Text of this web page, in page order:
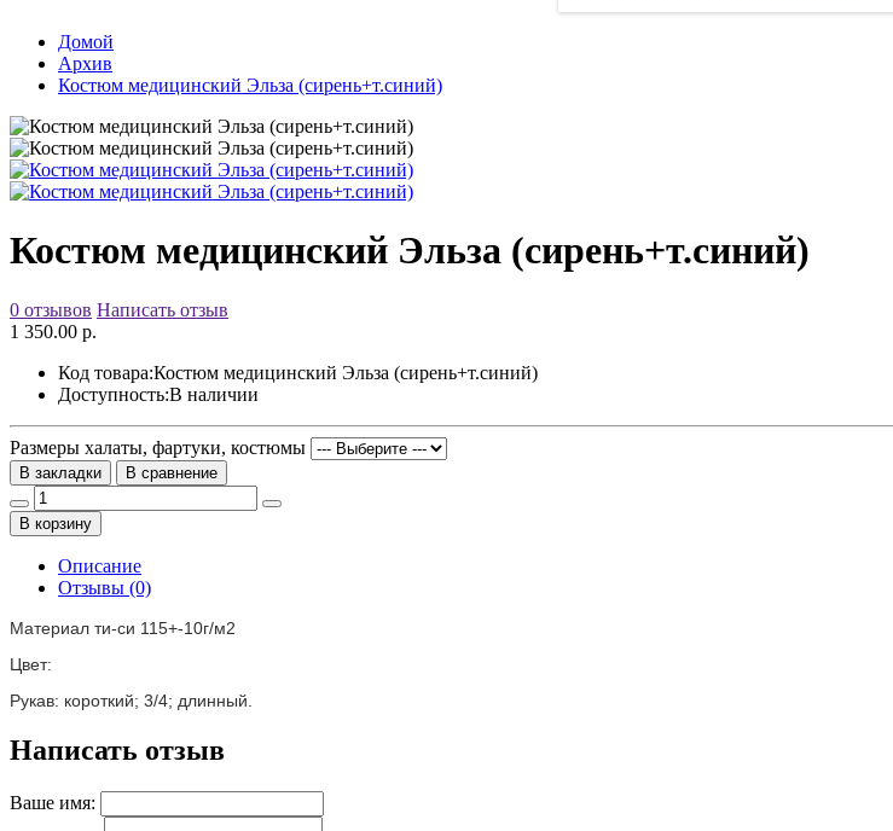
Домой
Архив
Костюм медицинский Эльза (сирень+т.синий)
Костюм медицинский Эльза (сирень+т.синий)
0 отзывов Написать отзыв
1 350.00 р.
Код товара:Костюм медицинский Эльза (сирень+т.синий)
Доступность:В наличии
Размеры халаты, фартуки, костюмы
В закладки В сравнение
В корзину
Описание
Отзывы (0)
Материал ти-си 115+-10г/м2
Цвет:
Рукав: короткий; 3/4; длинный.
Написать отзыв
Ваше имя: